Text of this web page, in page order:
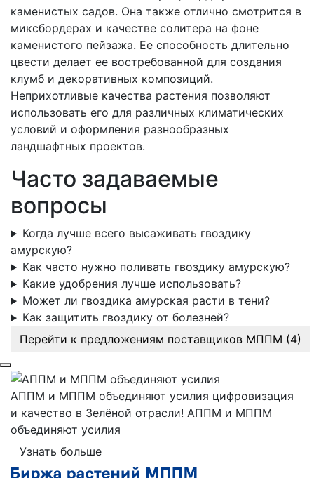
каменистых садов. Она также отлично смотрится в
миксбордерах и качестве солитера на фоне
каменистого пейзажа. Ее способность длительно
цвести делает ее востребованной для создания
клумб и декоративных композиций.
Неприхотливые качества растения позволяют
использовать его для различных климатических
условий и оформления разнообразных
ландшафтных проектов.
Часто задаваемые
вопросы
Когда лучше всего высаживать гвоздику
амурскую?
Как часто нужно поливать гвоздику амурскую?
Какие удобрения лучше использовать?
Может ли гвоздика амурская расти в тени?
Как защитить гвоздику от болезней?
Перейти к предложениям поставщиков МППМ (4)
АППМ и МППМ объединяют усилия цифровизация
и качество в Зелёной отрасли! АППМ и МППМ
объединяют усилия
Узнать больше